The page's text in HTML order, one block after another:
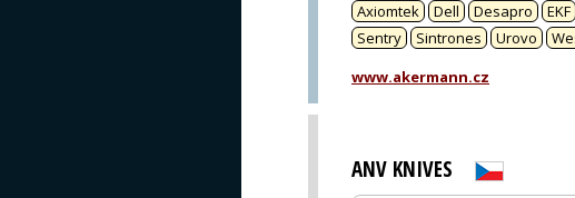
Axiomtek
Dell Desapro EKF
Sentry
Sintrones Urovo
www.akermann.cz
ANV KNIVES